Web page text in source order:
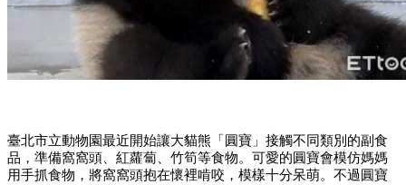
臺北市立動物園最近開始讓大貓熊「圓寶」接觸不同類別的副食
品，準備窩窩頭、紅蘿蔔、竹筍等食物。可愛的圓寶會模仿媽媽
用手抓食物，將窩窩頭抱在懷裡啃咬，模樣十分呆萌。不過圓寶